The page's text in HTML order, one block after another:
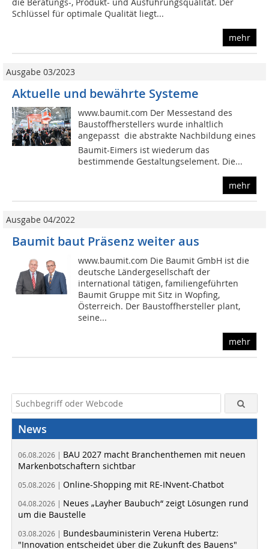
die Beratungs-, Produkt- und Ausführungsqualität. Der
Schlüssel für optimale Qualität liegt...
mehr
Ausgabe 03/2023
Aktuelle und bewährte Systeme
www.baumit.com Der Messestand des
Baustoffherstellers wurde inhaltlich
angepasst  die abstrakte Nachbildung eines
Baumit-Eimers ist wiederum das
bestimmende Gestaltungselement. Die...
mehr
Ausgabe 04/2022
Baumit baut Präsenz weiter aus
www.baumit.com Die Baumit GmbH ist die
deutsche Ländergesellschaft der
international tätigen, familiengeführten
Baumit Gruppe mit Sitz in Wopfing,
Österreich. Der Baustoffhersteller plant,
seine...
mehr
News
06.08.2026 | BAU 2027 macht Branchenthemen mit neuen
Markenbotschaftern sichtbar
05.08.2026 | Online-Shopping mit RE-INvent-Chatbot
04.08.2026 | Neues „Layher Baubuch“ zeigt Lösungen rund
um die Baustelle
03.08.2026 | Bundesbauministerin Verena Hubertz:
"Innovation entscheidet über die Zukunft des Bauens"